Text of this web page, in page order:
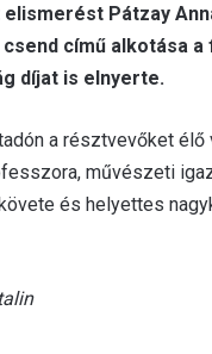
Pátzay
című alkotása
díjat is elnyerte.
a résztvevőket
művészeti
és helyettes